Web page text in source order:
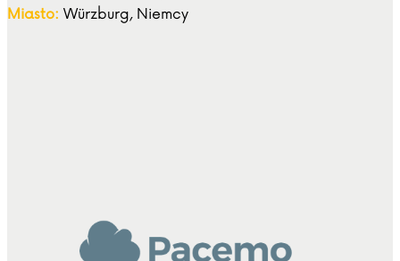
Miasto: Würzburg, Niemcy